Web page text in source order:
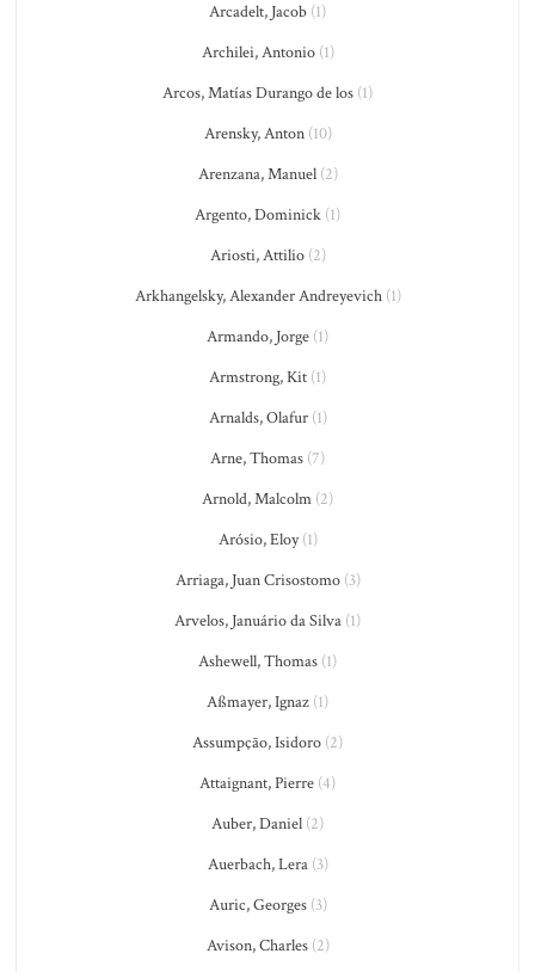
Arcadelt, Jacob (1)
Archilei, Antonio(1)
Arcos, Matías Durango de los (1)
Arensky, Anton(10)
Arenzana, Manuel(2)
Argento, Dominick (1)
Ariosti, Attilio(2)
Arkhangelsky, Alexander Andreyevich(1)
Armando, Jorge (1)
Armstrong, Kit (1)
Arnalds, Olafur(1)
Arne, Thomas (7)
Arnold, Malcolm (2)
Arósio, Eloy(1)
Arriaga, Juan Crisostomo(3)
Arvelos, Januário da Silva (1)
Ashewell, Thomas (1)
Aßmayer, Ignaz (1)
Assumpção, Isidoro (2)
Attaignant, Pierre (4)
Auber, Daniel (2)
Auerbach, Lera(3)
Auric, Georges(3)
Avison, Charles(2)